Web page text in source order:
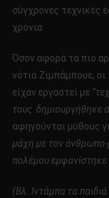
σύγχρονες τεχνικές
χρόνια.
Όσον αφορά τα πιο
νότια Ζιμπάμπουε,
είχαν εργαστεί με
τους δημιουργήθηκε
αφηγούνται μύθους
μάχη με τον άνθρωπο-
πολέμου εμφανίστηκε
(Βλ. Ιντάμπα τα